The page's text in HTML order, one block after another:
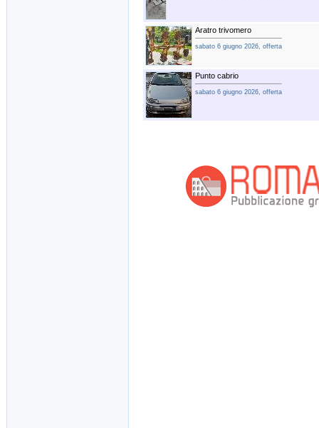
Aratro trivomero
sabato 6 giugno 2026, offerta
Punto cabrio
sabato 6 giugno 2026, offerta